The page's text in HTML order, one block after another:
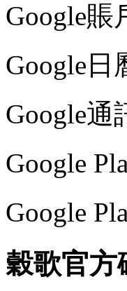
Google賬
Google日
Google通
Google
Google
穀歌官方